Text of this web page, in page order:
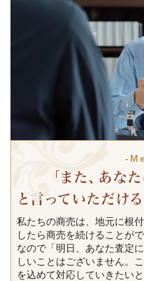
-
私たちの商売は、地元に根
したら商売を続けることが
なので「明日、あなた査定
しいことはございません。
を込めて対応していきたいと